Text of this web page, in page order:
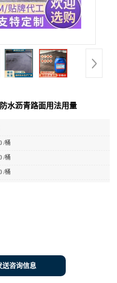
水沥青路面用法用量
/桶
/桶
/桶
送咨询信息